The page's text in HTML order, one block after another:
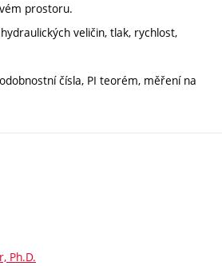
prostoru.
veličin, tlak, rychlost,
čísla, PI teorém, měření na
Ph.D.